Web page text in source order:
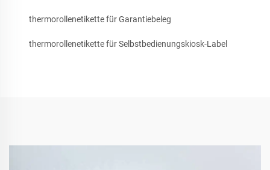
thermorollenetikette für Garantiebeleg
thermorollenetikette für Selbstbedienungskiosk-Label